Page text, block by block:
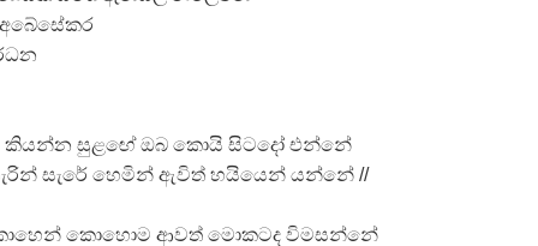
පද පෙළ
පද පෙළ
කියන්න සුළඟේ ඔබ කොයි සිටදෝ එන්නේ
සැරේ හෙමින් ඇවිත් හයියෙන් යන්නේ //
කොහොම ආවත් මොකටද විමසන්නේ